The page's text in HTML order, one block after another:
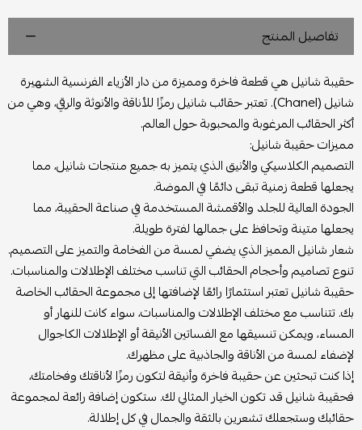
تفاصيل المنتج
حقيبة شانيل هي قطعة فاخرة ومميزة من دار الأزياء الفرنسية الشهيرة
شانيل (Chanel). تعتبر حقائب شانيل رمزًا للأناقة والأنوثة والرقي، وهي من
أكثر الحقائب المرغوبة والمحبوبة حول العالم.
مميزات حقيبة شانيل:
التصميم الكلاسيكي والأنيق الذي يتميز به جميع منتجات شانيل، مما
يجعلها قطعة زمنية تبقى دائمًا في الموضة.
الجودة العالية للجلد والأقمشة المستخدمة في صناعة الحقيبة، مما
يجعلها متينة وتحافظ على جمالها لفترة طويلة.
شعار شانيل المميز الذي يضفي لمسة من الفخامة والتميز على التصميم.
تنوع تصاميم وأحجام الحقائب التي تناسب مختلف الإطلالات والمناسبات.
حقيبة شانيل تعتبر استثمارًا رائعًا لإضافتها إلى مجموعة الحقائب الخاصة
بك. تتناسب مع مختلف الإطلالات والمناسبات، سواء كانت للنهار أو
المساء، ويمكن تنسيقها مع الفساتين الأنيقة أو الإطلالات الكاجوال
لإضفاء لمسة من الأناقة والجاذبية على مظهرك.
إذا كنت تبحثين عن حقيبة فاخرة وأنيقة لتكون رمزًا لأناقتك وفخامتك،
فحقيبة شانيل قد تكون الخيار المثالي لك. ستكون إضافة رائعة لمجموعة
حقائبك وستجعلك تشعرين بالثقة والجمال في كل إطلالة.